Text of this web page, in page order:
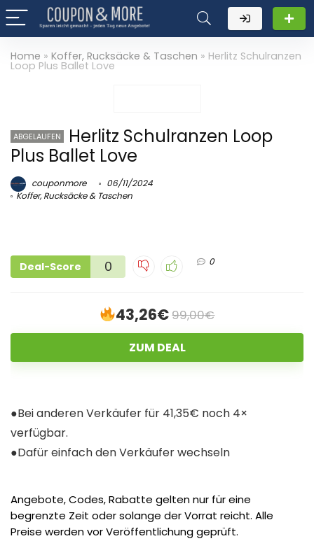
Home » Koffer, Rucksäcke & Taschen » Herlitz Schulranzen
Loop Plus Ballet Love
ABGELAUFEN
Herlitz Schulranzen Loop
Plus Ballet Love
couponmore
06/11/2024
Koffer, Rucksäcke & Taschen
Deal-Score 0 0
43,26€99,00€
ZUM DEAL
●Bei anderen Verkäufer für 41,35€ noch 4×
verfügbar.
●Dafür einfach den Verkäufer wechseln
Angebote, Codes, Rabatte gelten nur für eine
begrenzte Zeit oder solange der Vorrat reicht. Alle
Preise werden vor Veröffentlichung geprüft.